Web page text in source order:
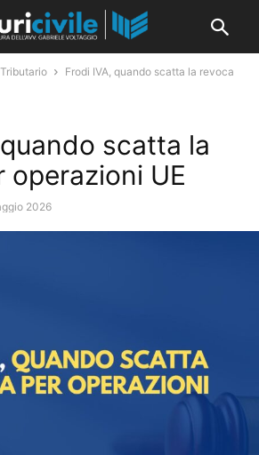
Tributario
Frodi IVA, quando scatta la revoca
scatta la
operazioni UE
2026